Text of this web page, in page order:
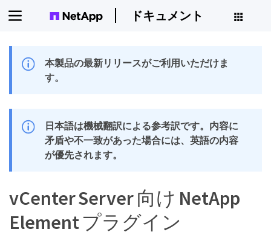
ドキュメント
本製品の最新リリースがご利用いただけま
す。
日本語は機械翻訳による参考訳です。内容に
矛盾や不一致があった場合には、英語の内容
が優先されます。
vCenter Server 向け NetApp
Element プラグイン